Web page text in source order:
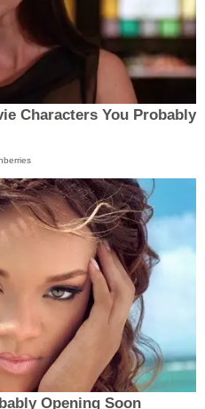
Characters You Probably
Opening Soon